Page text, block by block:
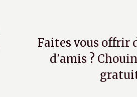
Faites vous offrir
d'amis ?